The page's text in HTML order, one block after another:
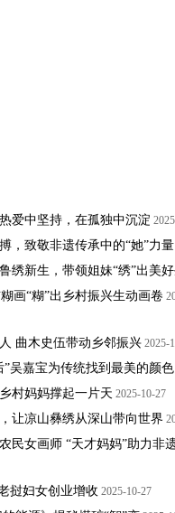
爱中坚持，在孤独中沉淀
，致敬非遗传承中的“她”力量
绣新生，带领姐妹“绣”出美
画“糊”出乡村振兴生动画卷
曲木史伍带动乡邻振兴 2025-
吴嘉宝为传统找到最美的颜色
村妈妈撑起一片天 2025-10-27
让凉山彝绣从深山带向世界
民女画师 “天才妈妈”助力非
挝妇女创业增收 2025-10-27